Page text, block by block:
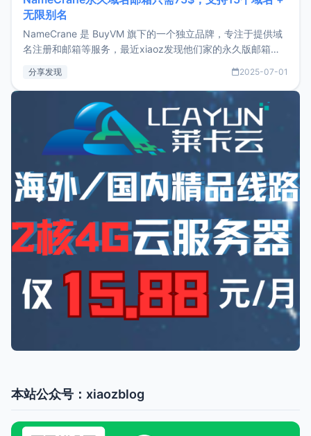
无限别名
NameCrane 是 BuyVM 旗下的一个独立品牌，专注于提供域
名注册和邮箱等服务，最近xiaoz发现他们家的永久版邮箱服
又实惠的域名邮箱，不妨尝试一下 NameCrane。注册
NameCraneNameCrane不支持直接注册，必须要购买
分享发现 2025-07-01
本站公众号：xiaozblog